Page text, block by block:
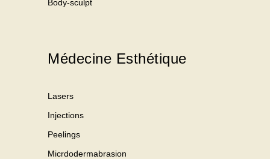
Body-sculpt
Médecine Esthétique
Lasers
Injections
Peelings
Micrdodermabrasion